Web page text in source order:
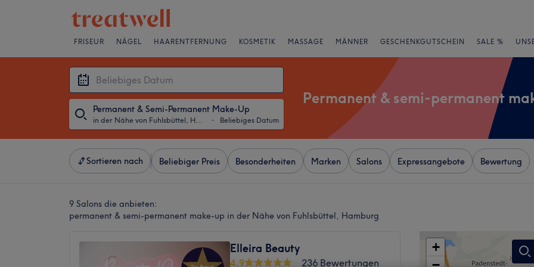
FRISEUR NÄGEL HAARENTFERNUNG KOSMETIK MASSAGE MÄNNER GESCHENKGUTSCHEIN SALE %
Permanent & Semi-Permanent Make-Up
in der Nähe von Fuhlsbüttel, Hamburg ・ Beliebiges Datum
Permanent & semi-permanent
Sortieren nach Beliebiger Preis Besonderheiten Marken Salons Expressangebote Bewertung
9 Salons die anbieten:
permanent & semi-permanent make-up in der Nähe von Fuhlsbüttel, Hamburg
Elleira Beauty
4,9
236 Bewertungen
+